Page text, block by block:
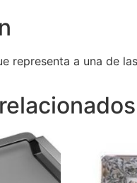
representa a una de